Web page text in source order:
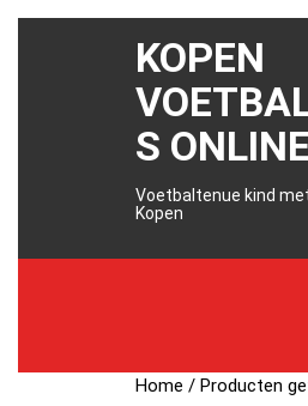
KOPEN
S ONLINE
Voetbaltenue kind
Kopen
Home / Producten